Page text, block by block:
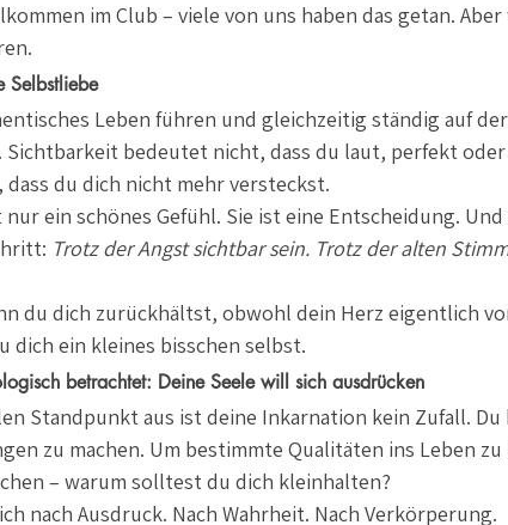
im Club – viele von uns haben das getan.
Selbstliebe
Leben führen und gleichzeitig ständig auf
Sichtbarkeit bedeutet nicht, dass du laut, perfekt
du dich nicht mehr versteckst.
ein schönes Gefühl. Sie ist eine Entscheidung. Und
Trotz der Angst sichtbar sein. Trotz der alten
du dich zurückhältst, obwohl dein Herz eigentlich
dich ein kleines bisschen selbst.
betrachtet: Deine Seele will sich ausdrücken
Standpunkt aus ist deine Inkarnation kein Zufall. Du
zu machen. Um bestimmte Qualitäten ins Leben
– warum solltest du dich kleinhalten?
nach Ausdruck. Nach Wahrheit. Nach Verkörperung.